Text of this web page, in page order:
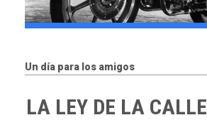
Un día para los amigos
LA LEY DE LA CALLE